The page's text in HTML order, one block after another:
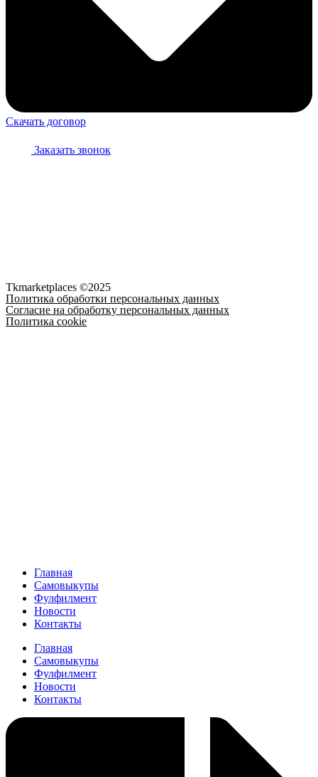
Скачать договор
Заказать звонок
Tkmarketplaces ©2025
Политика обработки персональных данных
Согласие на обработку персональных данных
Политика cookie
Главная
Самовыкупы
Фулфилмент
Новости
Контакты
Главная
Самовыкупы
Фулфилмент
Новости
Контакты